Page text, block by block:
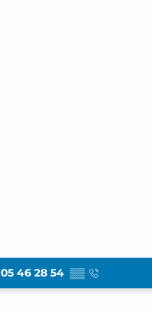
05 46 28 54 ▒▒